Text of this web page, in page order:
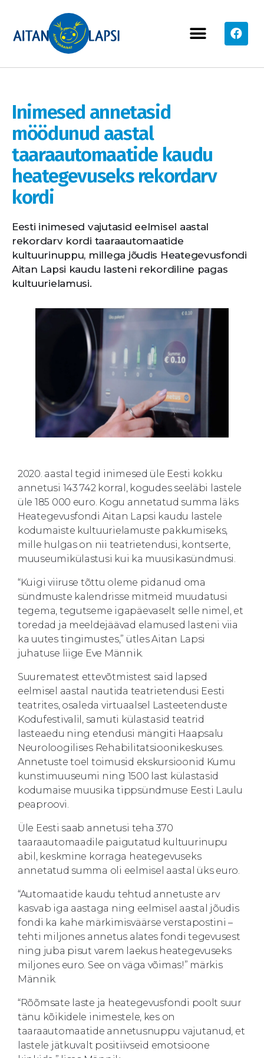
Inimesed annetasid
möödunud aastal
taaraautomaatide kaudu
heategevuseks rekordarv
kordi
Eesti inimesed vajutasid eelmisel aastal
rekordarv kordi taaraautomaatide
kultuurinuppu, millega jõudis Heategevusfondi
Aitan Lapsi kaudu lasteni rekordiline pagas
kultuurielamusi.
2020. aastal tegid inimesed üle Eesti kokku
annetusi 143 742 korral, kogudes seeläbi lastele
üle 185 000 euro. Kogu annetatud summa läks
Heategevusfondi Aitan Lapsi kaudu lastele
kodumaiste kultuurielamuste pakkumiseks,
mille hulgas on nii teatrietendusi, kontserte,
muuseumikülastusi kui ka muusikasündmusi.
“Kuigi viiruse tõttu oleme pidanud oma
sündmuste kalendrisse mitmeid muudatusi
tegema, tegutseme igapäevaselt selle nimel, et
toredad ja meeldejäävad elamused lasteni viia
ka uutes tingimustes,” ütles Aitan Lapsi
juhatuse liige Eve Männik.
Suurematest ettevõtmistest said lapsed
eelmisel aastal nautida teatrietendusi Eesti
teatrites, osaleda virtuaalsel Lasteetenduste
Kodufestivalil, samuti külastasid teatrid
lasteaedu ning etendusi mängiti Haapsalu
Neuroloogilises Rehabilitatsioonikeskuses.
Annetuste toel toimusid ekskursioonid Kumu
kunstimuuseumi ning 1500 last külastasid
kodumaise muusika tippsündmuse Eesti Laulu
peaproovi.
Üle Eesti saab annetusi teha 370
taaraautomaadile paigutatud kultuurinupu
abil, keskmine korraga heategevuseks
annetatud summa oli eelmisel aastal üks euro.
“Automaatide kaudu tehtud annetuste arv
kasvab iga aastaga ning eelmisel aastal jõudis
fondi ka kahe märkimisväärse verstapostini –
tehti miljones annetus alates fondi tegevusest
ning juba pisut varem laekus heategevuseks
miljones euro. See on väga võimas!” märkis
Männik.
“Rõõmsate laste ja heategevusfondi poolt suur
tänu kõikidele inimestele, kes on
taaraautomaatide annetusnuppu vajutanud, et
lastele jätkuvalt positiivseid emotsioone